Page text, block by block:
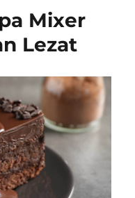
Mixer
Lezat